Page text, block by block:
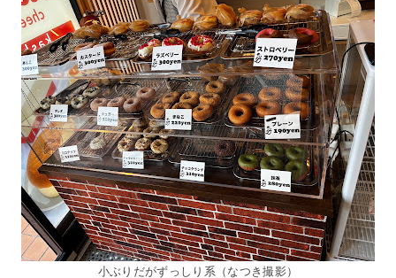
小ぶりだがずっしり系（なつき撮影）